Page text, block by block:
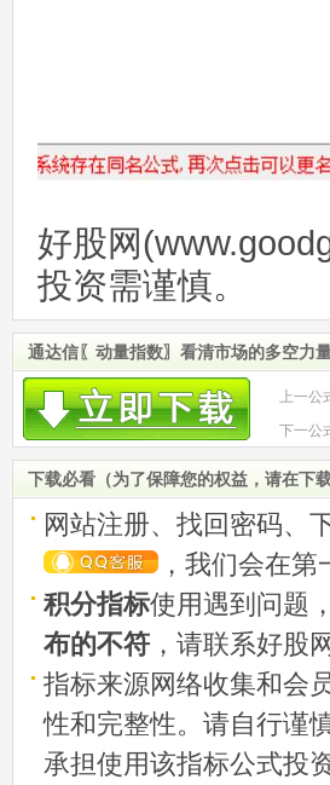
好股网
投资需谨慎。
通达信〖动量指数〗看清市场的多空力
上一公
手四
下一公
下载必看（为了保障您的权益，请在下
网站注册、找回密码、
，我们会在第
积分指标使用遇到问题
布的不符 ，请联系好股
指标来源网络收集和会
性和完整性。请自行谨
承担使用该指标公式投